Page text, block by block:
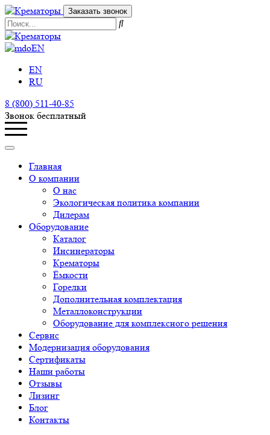
Заказать звонок
EN
EN
RU
8 (800) 511-40-85
Звонок бесплатный
Главная
О компании
О нас
Экологическая политика компании
Дилерам
Оборудование
Каталог
Инсинераторы
Крематоры
Ёмкости
Горелки
Дополнительная комплектация
Металлоконструкции
Оборудование для комплексного решения
Сервис
Модернизация оборудования
Сертификаты
Наши работы
Отзывы
Лизинг
Блог
Контакты